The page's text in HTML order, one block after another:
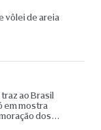
vôlei de areia
ao Brasil
em mostra
dos